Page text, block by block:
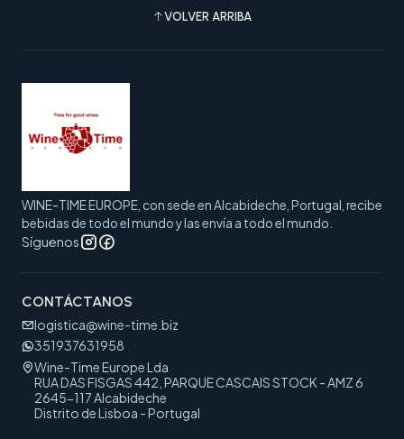
VOLVER ARRIBA
WINE-TIME EUROPE, con sede en Alcabideche, Portugal, recibe
bebidas de todo el mundo y las envía a todo el mundo.
Síguenos
CONTÁCTANOS
logistica@wine-time.biz
351937631958
Wine-Time Europe Lda
RUA DAS FISGAS 442, PARQUE CASCAIS STOCK - AMZ 6
2645-117 Alcabideche
Distrito de Lisboa - Portugal